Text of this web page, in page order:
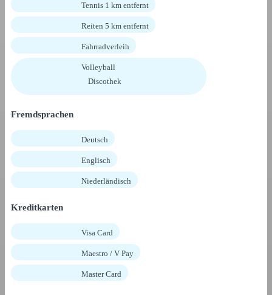
Tennis 1 km entfernt
Reiten 5 km entfernt
Fahrradverleih
Volleyball
Discothek
Fremdsprachen
Deutsch
Englisch
Niederländisch
Kreditkarten
Visa Card
Maestro / V Pay
Master Card